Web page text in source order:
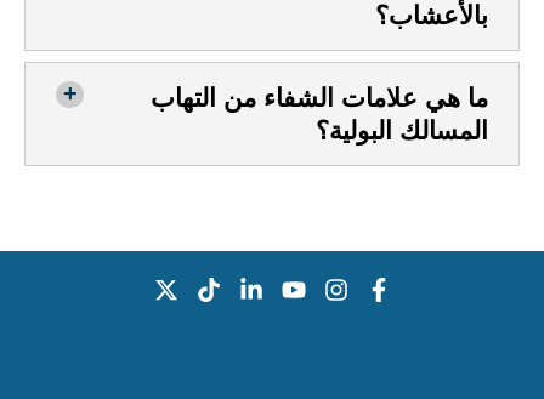
بالأعشاب؟
ما هي علامات الشفاء من التهاب
المسالك البولية؟